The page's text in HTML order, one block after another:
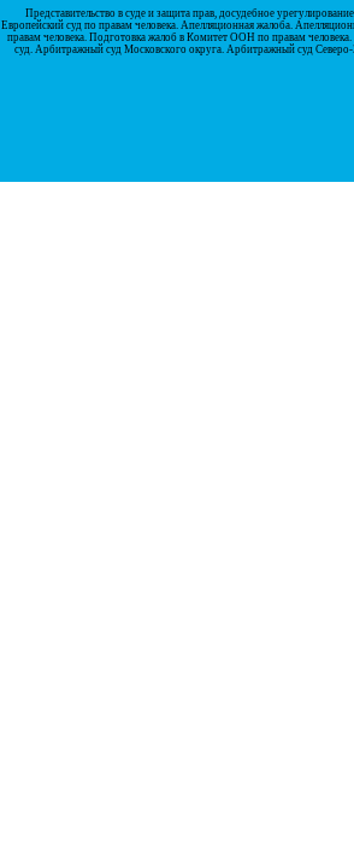
Представительство в суде и защита прав, досудебное
Европейский суд по правам человека. Апелляционная жалоба.
правам человека. Подготовка жалоб в Комитет ООН по правам
суд. Арбитражный суд Московского округа. Арбитражный суд